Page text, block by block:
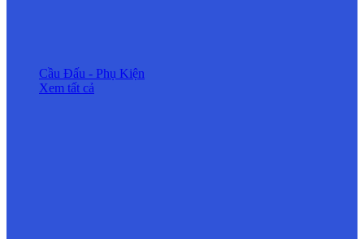
Cầu Đấu - Phụ Kiện
Xem tất cả